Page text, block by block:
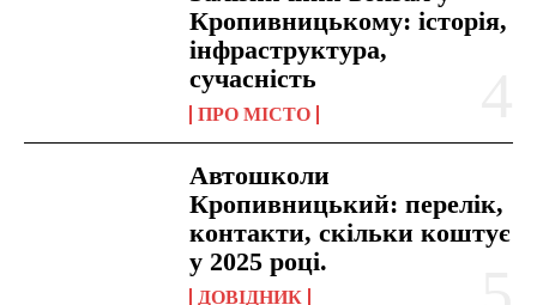
Кропивницькому: історія,
інфраструктура,
сучасність
ПРО МІСТО
Автошколи
Кропивницький: перелік,
контакти, скільки коштує
у 2025 році.
ДОВІДНИК